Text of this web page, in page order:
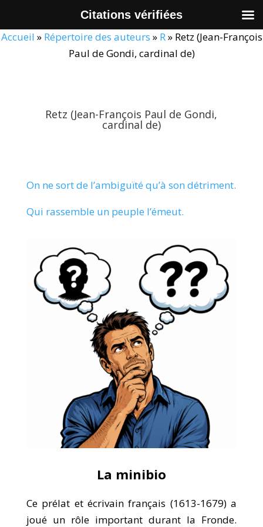
Accueil » Répertoire des auteurs » R» Retz (Jean-François
Paul de Gondi, cardinal de)
Retz (Jean-François Paul de Gondi,
cardinal de)
On ne sort de l’ambiguïté qu’à son détriment.
Qui rassemble un peuple l’émeut.
La minibio
Ce prélat et écrivain français (1613-1679) a
joué un rôle important durant la Fronde.
Citations vérifiées